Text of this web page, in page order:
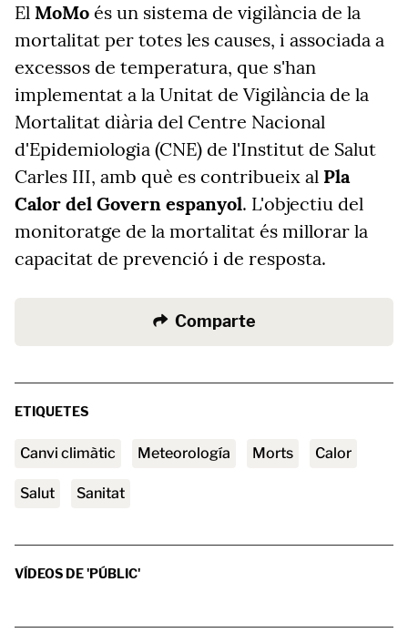
El MoMo és un sistema de vigilància de la
mortalitat per totes les causes, i associada a
excessos de temperatura, que s'han
implementat a la Unitat de Vigilància de la
Mortalitat diària del Centre Nacional
d'Epidemiologia (CNE) de l'Institut de Salut
Carles III, amb què es contribueix al Pla
Calor del Govern espanyol. L'objectiu del
monitoratge de la mortalitat és millorar la
capacitat de prevenció i de resposta.
Comparte
ETIQUETES
canvi climàtic Meteorología morts calor
Salut sanitat
VÍDEOS DE 'PÚBLIC'